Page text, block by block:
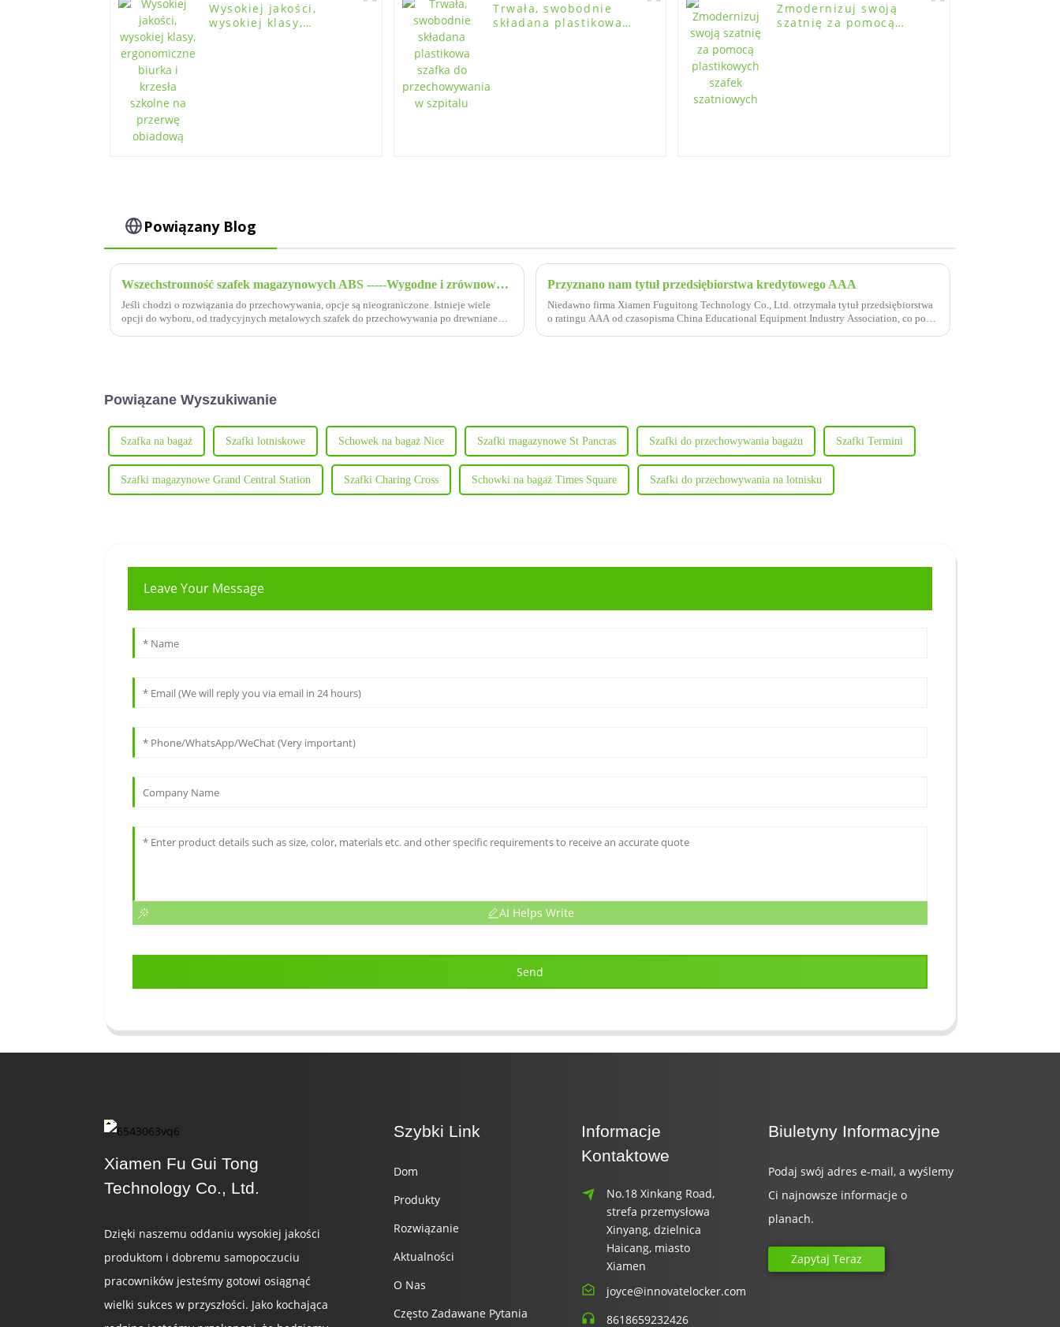
Wysokiej jakości,
wysokiej klasy,
Trwała, swobodnie
składana plastikowa
Zmodernizuj swoją
szatnię za pomocą
Powiązany Blog
Wszechstronność szafek magazynowych ABS -----Wygodne i zrównoważone rozwiązania magazynowe
Jeśli chodzi o rozwiązania do przechowywania, opcje są nieograniczone. Istnieje wiele
opcji do wyboru, od tradycyjnych metalowych szafek do przechowywania po drewniane
Przyznano nam tytuł przedsiębiorstwa kredytowego AAA
Niedawno firma Xiamen Fuguitong Technology Co., Ltd. otrzymała tytuł przedsiębiorstwa
o ratingu AAA od czasopisma China Educational Equipment Industry Association, co po
Powiązane Wyszukiwanie
Szafka na bagaż Szafki lotniskowe Schowek na bagaż Nice Szafki magazynowe St Pancras Szafki do przechowywania bagażu Szafki Termini
Szafki magazynowe Grand Central Station Szafki Charing Cross Schowki na bagaż Times Square Szafki do przechowywania na lotnisku
Leave Your Message
AI Helps Write
Send
Xiamen Fu Gui Tong
Technology Co., Ltd.
Dzięki naszemu oddaniu wysokiej jakości
produktom i dobremu samopoczuciu
pracowników jesteśmy gotowi osiągnąć
wielki sukces w przyszłości. Jako kochająca
Szybki Link
Dom
Produkty
Rozwiązanie
Aktualności
O Nas
Często Zadawane Pytania
Informacje
Kontaktowe
No.18 Xinkang Road,
strefa przemysłowa
Xinyang, dzielnica
Haicang, miasto
Xiamen
joyce@innovatelocker.com
8618659232426
Biuletyny Informacyjne
Podaj swój adres e-mail, a wyślemy
Ci najnowsze informacje o
planach.
Zapytaj Teraz